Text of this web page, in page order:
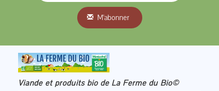
M'abonner
Viande et produits bio de La Ferme du Bio©